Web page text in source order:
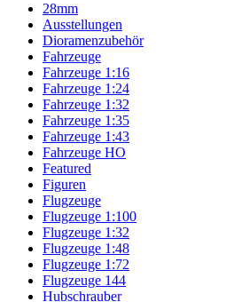
28mm
Ausstellungen
Dioramenzubehör
Fahrzeuge
Fahrzeuge 1:16
Fahrzeuge 1:24
Fahrzeuge 1:32
Fahrzeuge 1:35
Fahrzeuge 1:43
Fahrzeuge HO
Featured
Figuren
Flugzeuge
Flugzeuge 1:100
Flugzeuge 1:32
Flugzeuge 1:48
Flugzeuge 1:72
Flugzeuge 144
Hubschrauber